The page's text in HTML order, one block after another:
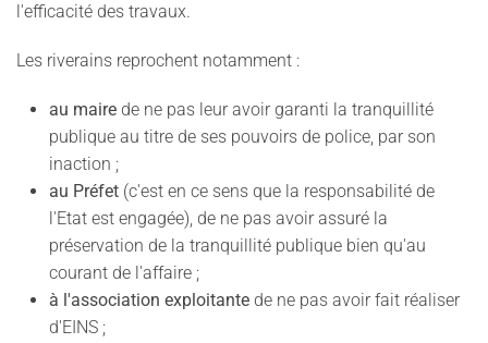
l'efficacité des travaux.
Les riverains reprochent notamment :
au maire de ne pas leur avoir garanti la tranquillité
publique au titre de ses pouvoirs de police, par son
inaction ;
au Préfet (c'est en ce sens que la responsabilité de
l'Etat est engagée), de ne pas avoir assuré la
préservation de la tranquillité publique bien qu'au
courant de l'affaire ;
à l'association exploitante de ne pas avoir fait réaliser
d'EINS ;